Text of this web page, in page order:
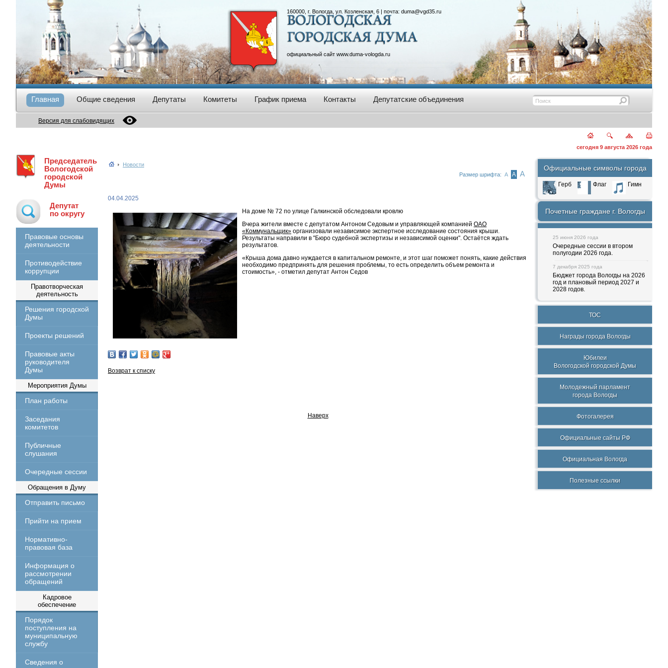
160000, г. Вологда, ул. Козленская, 6 | почта: duma@vgd35.ru
официальный сайт www.duma-vologda.ru
Главная Общие сведения Депутаты Комитеты График приема Контакты Депутатские объединения
Версия для слабовидящих
сегодня 9 августа 2026 года
Председатель
Вологодской
городской
Думы
Депутат
по округу
Правовые основы
деятельности
Противодействие
коррупции
Правотворческая
деятельность
Решения городской
Думы
Проекты решений
Правовые акты
руководителя
Думы
Мероприятия Думы
План работы
Заседания
комитетов
Публичные
слушания
Очередные сессии
Обращения в Думу
Отправить письмо
Прийти на прием
Нормативно-
правовая база
Информация о
рассмотрении
обращений
Кадровое
обеспечение
Порядок
поступления на
муниципальную
службу
Сведения о
Новости
Размер шрифта: А А А
04.04.2025
На доме № 72 по улице Галкинской обследовали кровлю
Вчера жители вместе с депутатом Антоном Седовым и управляющей компанией ОАО
«Коммунальщик» организовали независимое экспертное исследование состояния крыши.
Результаты направили в "Бюро судебной экспертизы и независимой оценки". Остаётся ждать
результатов.
«Крыша дома давно нуждается в капитальном ремонте, и этот шаг поможет понять, какие действия
необходимо предпринять для решения проблемы, то есть определить объем ремонта и
стоимость», - отметил депутат Антон Седов
Возврат к списку
Наверх
Официальные символы города
Герб Флаг Гимн
Почетные граждане г. Вологды
25 июня 2026 года
Очередные сессии в втором
полугодии 2026 года.
7 декабря 2025 года
Бюджет города Вологды на 2026
год и плановый период 2027 и
2028 годов.
ТОС
Награды города Вологды
Юбилеи
Вологодской городской Думы
Молодежный парламент
города Вологды
Фотогалерея
Официальные сайты РФ
Официальная Вологда
Полезные ссылки